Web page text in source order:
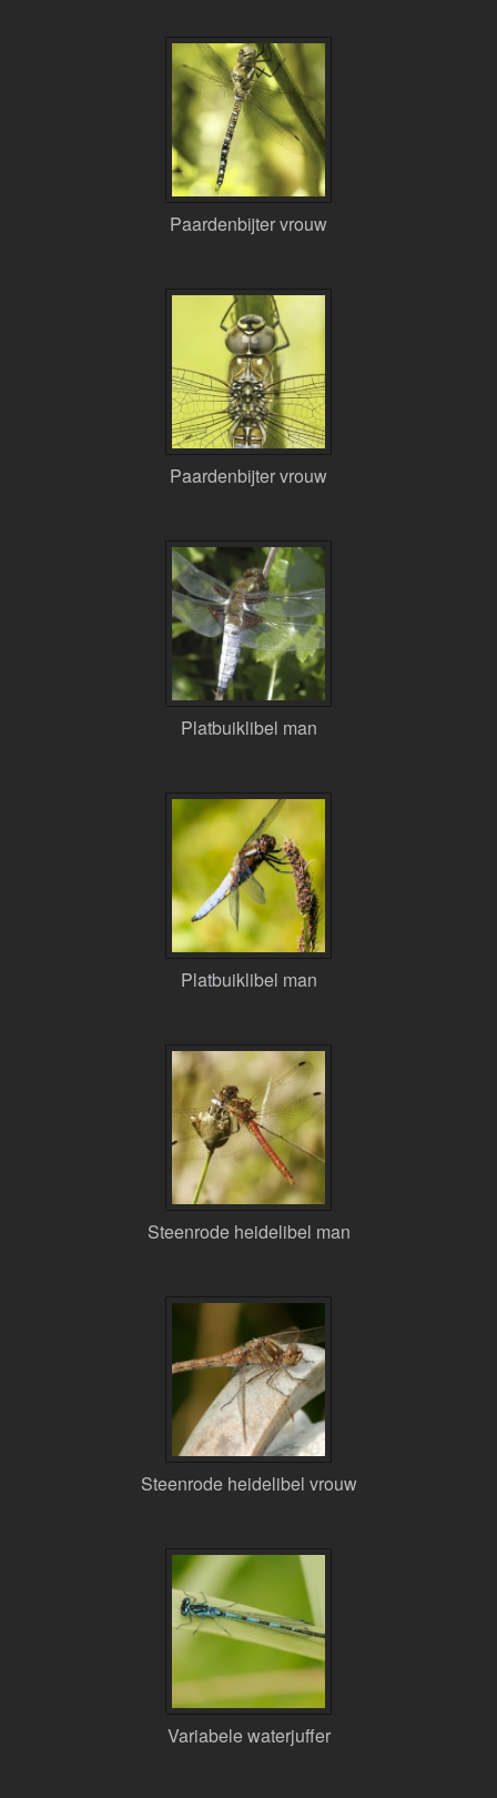
Paardenbijter vrouw
Paardenbijter vrouw
Platbuiklibel man
Platbuiklibel man
Steenrode heidelibel man
Steenrode heidelibel vrouw
Variabele waterjuffer